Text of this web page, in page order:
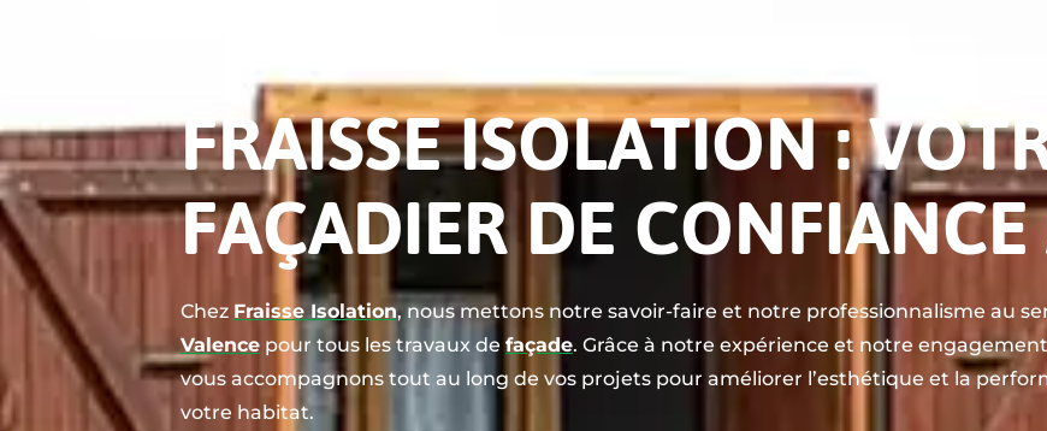
FRAISSE ISOLATION :
FAÇADIER DE
Chez Fraisse Isolation, nous mettons notre savoir-faire et notre professionnalisme au
Valence pour tous les travaux de façade. Grâce à notre expérience et notre
vous accompagnons tout au long de vos projets pour améliorer l’esthétique et la
votre habitat.